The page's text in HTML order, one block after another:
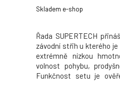
Skladem e-shop
Řada SUPERTECH
závodní střih u kterého je
extrémně nízkou
volnost pohybu,
Funkčnost setu je